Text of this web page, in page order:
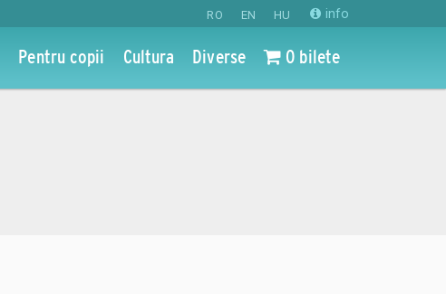
RO EN HU info
Pentru copii Cultura Diverse 0 bilete